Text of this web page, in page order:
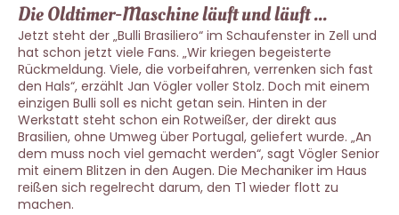
Die Oldtimer-Maschine läuft und läuft ...
Jetzt steht der „Bulli Brasiliero“ im Schaufenster in Zell und
hat schon jetzt viele Fans. „Wir kriegen begeisterte
Rückmeldung. Viele, die vorbeifahren, verrenken sich fast
den Hals“, erzählt Jan Vögler voller Stolz. Doch mit einem
einzigen Bulli soll es nicht getan sein. Hinten in der
Werkstatt steht schon ein Rotweißer, der direkt aus
Brasilien, ohne Umweg über Portugal, geliefert wurde. „An
dem muss noch viel gemacht werden“, sagt Vögler Senior
mit einem Blitzen in den Augen. Die Mechaniker im Haus
reißen sich regelrecht darum, den T1 wieder flott zu
machen.